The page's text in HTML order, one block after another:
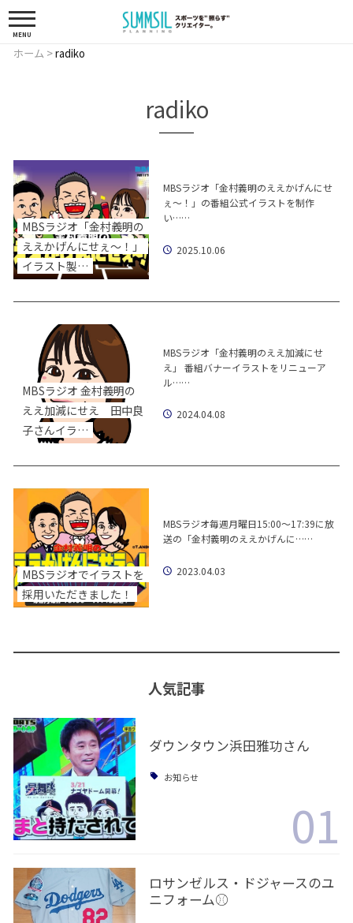
MENU
ホーム >radiko
radiko
MBSラジオ「金村義明の
ええかげんにせぇ〜！」
イラスト製…
MBSラジオ「金村義明のええかげんにせ
ぇ〜！」の番組公式イラストを制作
い……
2025.10.06
MBSラジオ 金村義明の
ええ加減にせえ 田中良
子さんイラ…
MBSラジオ「金村義明のええ加減にせ
え」 番組バナーイラストをリニューア
ル……
2024.04.08
MBSラジオでイラストを
採用いただきました！
MBSラジオ毎週月曜日15:00〜17:39に放
送の「金村義明のええかげんに……
2023.04.03
人気記事
ダウンタウン浜田雅功さん
お知らせ
01
ロサンゼルス・ドジャースのユ
ニフォーム⚾️